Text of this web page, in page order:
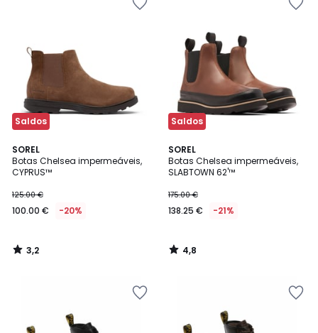
Saldos
SOREL
Botas Chelsea impermeáveis,
CYPRUS™
125.00 €
100.00 € -20%
3,2
/ 5
3,2
/
Saldos
SOREL
Botas Chelsea impermeáveis,
SLABTOWN 62'™
175.00 €
138.25 € -21%
4,8
/ 5
4,8
/